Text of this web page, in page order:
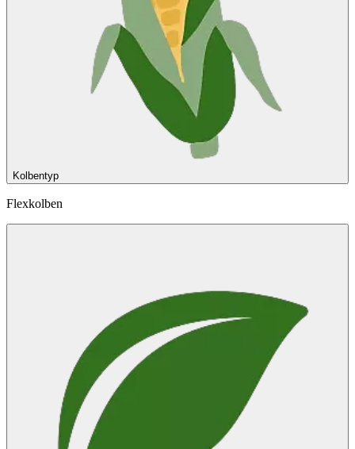
Kolbentyp
Flexkolben